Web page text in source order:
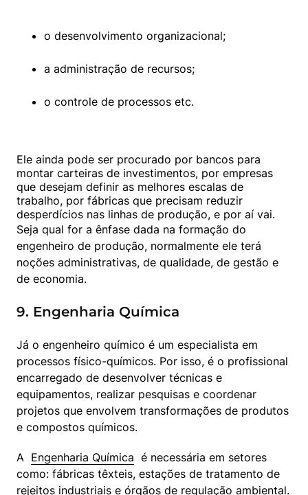
o desenvolvimento organizacional;
a administração de recursos;
o controle de processos etc.
Ele ainda pode ser procurado por bancos para
montar carteiras de investimentos, por empresas
que desejam definir as melhores escalas de
trabalho, por fábricas que precisam reduzir
Seja qual for a ênfase dada na formação do
engenheiro de produção, normalmente ele terá
noções administrativas, de qualidade, de gestão e
de economia.
9. Engenharia Química
Já o engenheiro químico é um especialista em
processos físico-químicos. Por isso, é o profissional
encarregado de desenvolver técnicas e
equipamentos, realizar pesquisas e coordenar
projetos que envolvem transformações de produtos
e compostos químicos.
A Engenharia Química
  é necessária em setores
como: fábricas têxteis, estações de tratamento de
rejeitos industriais e órgãos de regulação ambiental.